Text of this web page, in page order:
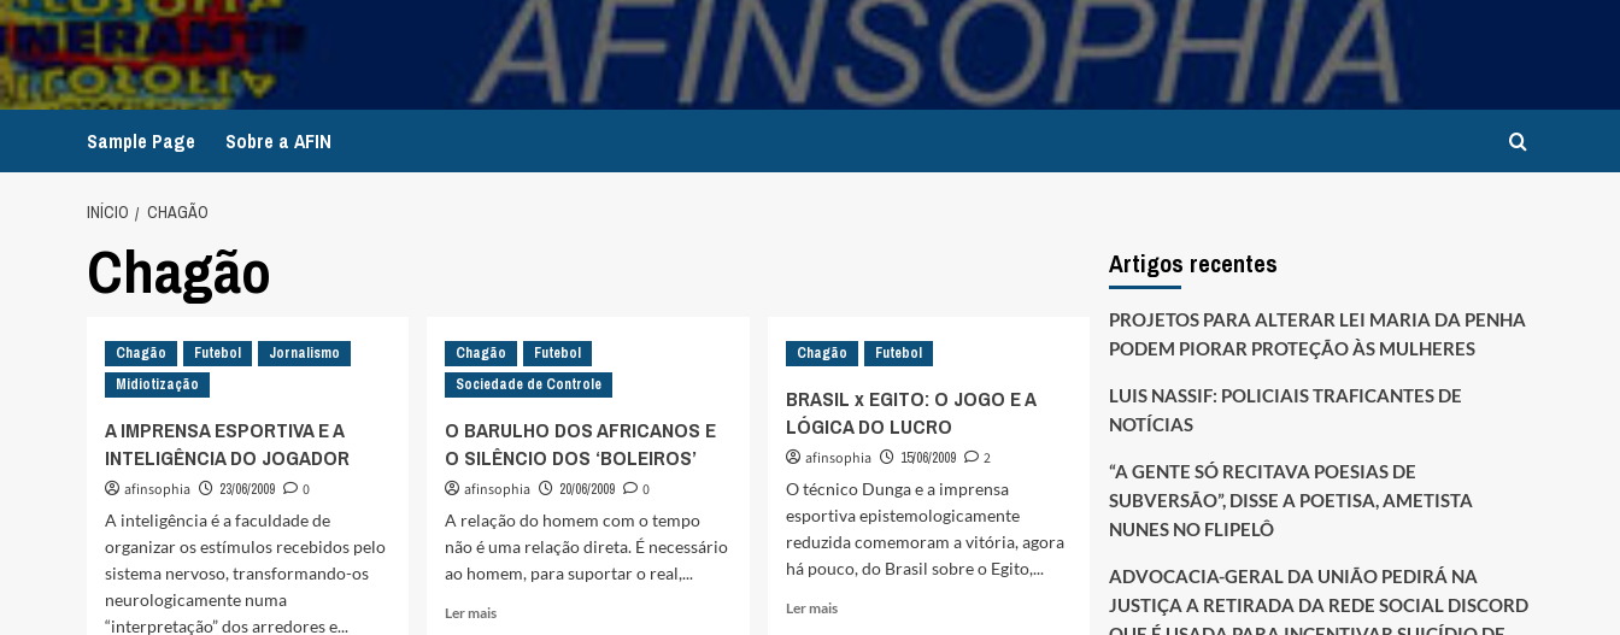
Avançar
para
o
conteúdo
Sample Page Sobre a AFIN
INÍCIO CHAGÃO
Chagão
Chagão Futebol
Jornalismo
Midiotização
A IMPRENSA ESPORTIVA E A
INTELIGÊNCIA DO JOGADOR
afinsophia 23/06/2009
0
A inteligência é a faculdade de
organizar os estímulos recebidos pelo
sistema nervoso, transformando-os
neurologicamente numa
“interpretação” dos arredores e...
Chagão
Futebol
Sociedade de Controle
O BARULHO DOS AFRICANOS E
O SILÊNCIO DOS ‘BOLEIROS’
afinsophia 20/06/2009
0
A relação do homem com o tempo
não é uma relação direta. É necessário
ao homem, para suportar o real,...
Ler maisLeia
Chagão Futebol
BRASIL x EGITO: O JOGO E A
LÓGICA DO LUCRO
afinsophia 15/06/2009
2
O técnico Dunga e a imprensa
esportiva epistemologicamente
reduzida comemoram a vitória, agora
há pouco, do Brasil sobre o Egito,...
Ler maisLeia
Artigos recentes
PROJETOS PARA ALTERAR LEI MARIA DA PENHA
PODEM PIORAR PROTEÇÃO ÀS MULHERES
LUIS NASSIF: POLICIAIS TRAFICANTES DE
NOTÍCIAS
“A GENTE SÓ RECITAVA POESIAS DE
SUBVERSÃO”, DISSE A POETISA, AMETISTA
NUNES NO FLIPELÔ
ADVOCACIA-GERAL DA UNIÃO PEDIRÁ NA
JUSTIÇA A RETIRADA DA REDE SOCIAL DISCORD